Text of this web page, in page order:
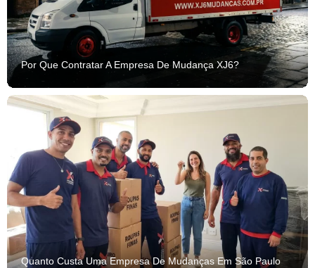
Por Que Contratar A Empresa De Mudança XJ6?
Quanto Custa Uma Empresa De Mudanças Em São Paulo